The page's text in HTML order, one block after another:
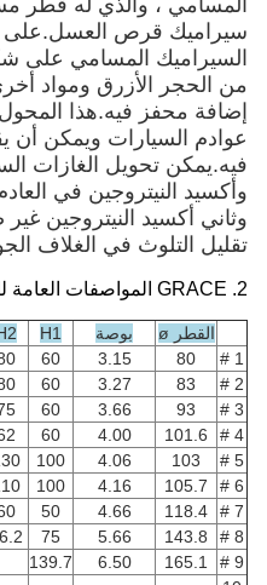
له قطر مسام داخلي
سبيل المثال ،
على شكل قرص العسل
ومواد أخرى كمحول
المحول له تأثير ترشيح
ويمكن أن يقلل من المواد
الغازات السامة مثل ثاني
في العادم إلى ثاني
غير ضار بعد التحفيز ،
الغلاف الجوي.
H1
H2
H3
H4
H5
60
60
95
125
60
76.2
88.3
90
60
68
75
76.2
100
100
115
130
50
63.5
70
76.2
75
76.2
101.6
152.4
139.7